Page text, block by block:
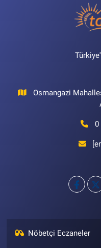
Osmangazi
0
Nöbetçi Eczaneler